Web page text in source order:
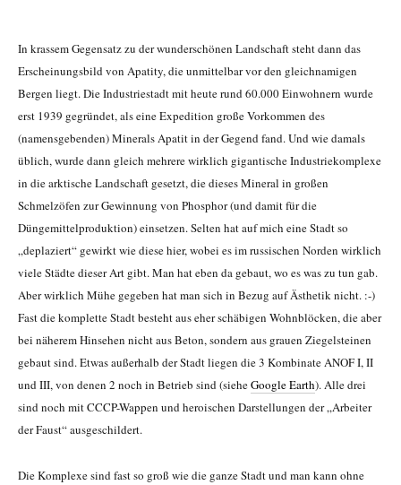
In krassem Gegensatz zu der wunderschönen Landschaft steht dann das
Erscheinungsbild von Apatity, die unmittelbar vor den gleichnamigen
Bergen liegt. Die Industriestadt mit heute rund 60.000 Einwohnern wurde
erst 1939 gegründet, als eine Expedition große Vorkommen des
(namensgebenden) Minerals Apatit in der Gegend fand. Und wie damals
üblich, wurde dann gleich mehrere wirklich gigantische Industriekomplexe
in die arktische Landschaft gesetzt, die dieses Mineral in großen
Schmelzöfen zur Gewinnung von Phosphor (und damit für die
Düngemittelproduktion) einsetzen. Selten hat auf mich eine Stadt so
„deplaziert“ gewirkt wie diese hier, wobei es im russischen Norden wirklich
viele Städte dieser Art gibt. Man hat eben da gebaut, wo es was zu tun gab.
Aber wirklich Mühe gegeben hat man sich in Bezug auf Ästhetik nicht. :-)
Fast die komplette Stadt besteht aus eher schäbigen Wohnblöcken, die aber
bei näherem Hinsehen nicht aus Beton, sondern aus grauen Ziegelsteinen
gebaut sind. Etwas außerhalb der Stadt liegen die 3 Kombinate ANOF I, II
und III, von denen 2 noch in Betrieb sind (sieheGoogle Earth). Alle drei
sind noch mit CCCP-Wappen und heroischen Darstellungen der „Arbeiter
der Faust“ ausgeschildert.
Die Komplexe sind fast so groß wie die ganze Stadt und man kann ohne